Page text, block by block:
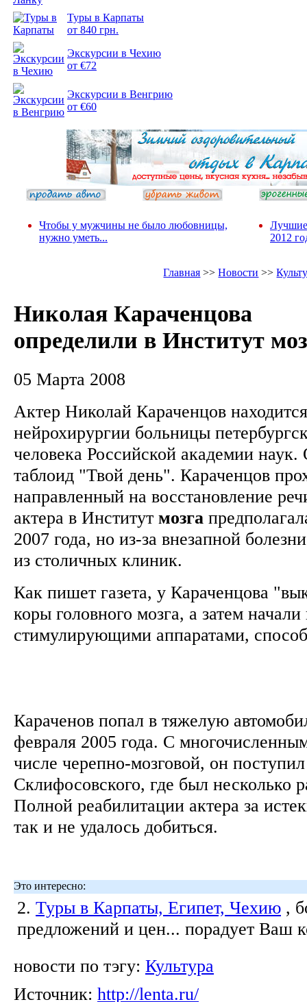
Туры в Карпаты
от 840 грн.
Экскурсии в Чехию
от €72
Экскурсии в Венгрию
от €60
Чтобы у мужчины не было любовницы,
нужно уметь...
Лучшие
2012
Главная >>Новости >>
Николая Караченцова
определили в Институт
05 Марта 2008
Актер Николай Караченцов
нейрохирургии больницы
человека Российской академии
таблоид "Твой день". Караченцов
направленный на восстановление
актера в Институт мозга
2007 года, но из-за внезапной
из столичных клиник.
Как пишет газета, у Караченцова
коры головного мозга, а затем начали
стимулирующими аппаратами,
Караченов попал в тяжелую
февраля 2005 года. С
числе черепно-мозговой, он
Склифосовского, где был несколько
Полной реабилитации актера за
так и не удалось добиться.
Это интересно:
2. Туры в Карпаты, Египет, Чехию ,
предложений и цен... порадует Ваш
новости по тэгу: Культура
Источник: http://lenta.ru/